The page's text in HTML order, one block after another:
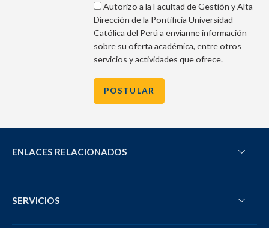
Autorizo a la Facultad de Gestión y Alta
Dirección de la Pontificia Universidad
Católica del Perú a enviarme información
sobre su oferta académica, entre otros
servicios y actividades que ofrece.
ENLACES RELACIONADOS
SERVICIOS